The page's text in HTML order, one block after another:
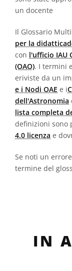
un docente
Il Glossario
per la
con l'ufficio IAU
(OAO). I termini
eriviste da un
e i Nodi OAE e i
dell'Astronomia
lista completa
definizioni sono
4.0 licenza e
Se noti un
termine del
IN